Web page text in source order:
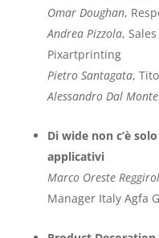
Omar Doughan,
Andrea Pizzola,
Pixartprinting
Pietro Santagata,
Alessandro Dal Monte
Di wide non c’è
applicativi
Marco Oreste
Manager Italy Agfa